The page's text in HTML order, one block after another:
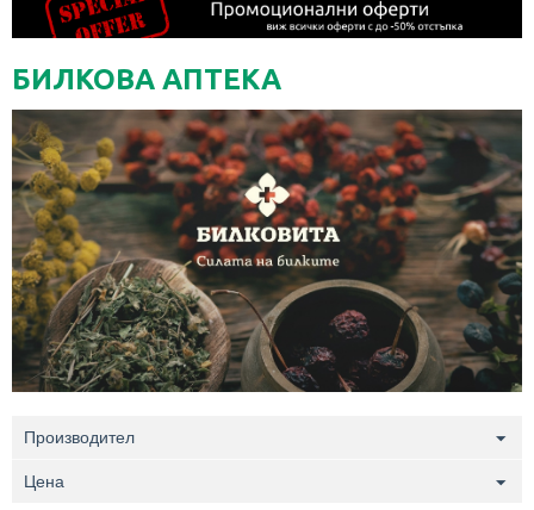
БИЛКОВА АПТЕКА
Производител
Цена